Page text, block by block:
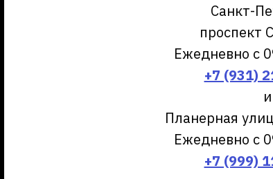
Санкт-
проспект
Ежедневно с
+7 (931)
и
Планерная
Ежедневно с
+7 (999)